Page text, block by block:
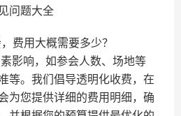
问题大全
费用大概需要多少？
影响，如参会人数、场地等
等。我们倡导透明化收费，在
为您提供详细的费用明细，确